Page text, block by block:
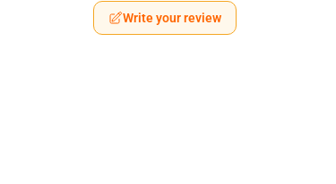
Write your review